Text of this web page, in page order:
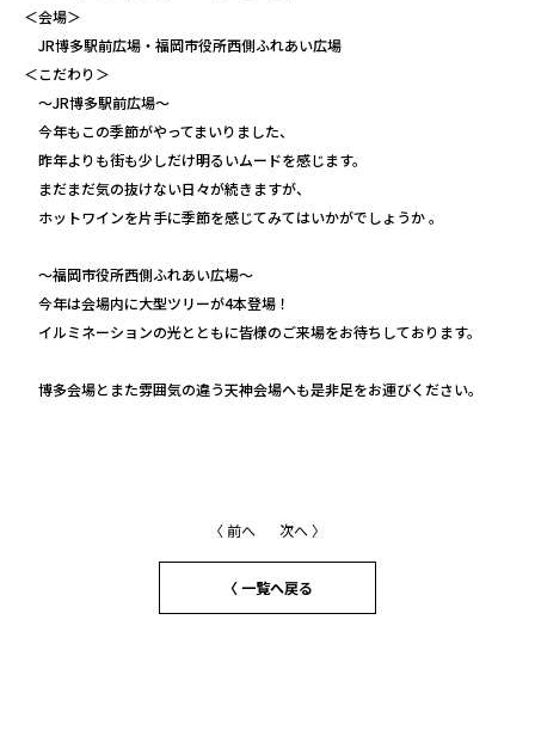
＜会場＞
JR博多駅前広場・福岡市役所西側ふれあい広場
＜こだわり＞
～JR博多駅前広場～
今年もこの季節がやってまいりました、
昨年よりも街も少しだけ明るいムードを感じます。
まだまだ気の抜けない日々が続きますが、
ホットワインを片手に季節を感じてみてはいかがでしょうか 。
～福岡市役所西側ふれあい広場～
今年は会場内に大型ツリーが4本登場！
イルミネーションの光とともに皆様のご来場をお待ちしております。
博多会場とまた雰囲気の違う天神会場へも是非足をお運びください。
〈 前へ 次へ 〉
〈 一覧へ戻る